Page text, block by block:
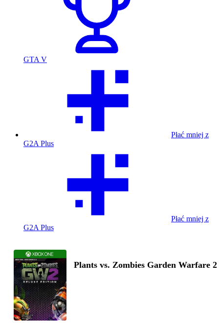
GTA V
Płać mniej z
G2A Plus
Płać mniej z
G2A Plus
Plants vs. Zombies Garden Warfare 2